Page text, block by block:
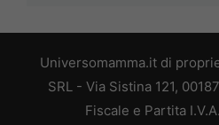
Universomamma.it di
SRL - Via Sistina 121,
Fiscale e Partita